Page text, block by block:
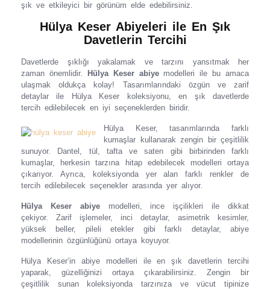
şık ve etkileyici bir görünüm elde edebilirsiniz.
Hülya Keser Abiyeleri ile En Şık
Davetlerin Tercihi
Davetlerde şıklığı yakalamak ve tarzını yansıtmak her
zaman önemlidir.
Hülya Keser abiyemodelleri ile bu amaca
ulaşmak oldukça kolay! Tasarımlarındaki özgün ve zarif
detaylar ile Hülya Keser koleksiyonu, en şık davetlerde
tercih edilebilecek en iyi seçeneklerden biridir.
Hülya Keser, tasarımlarında farklı
kumaşlar kullanarak zengin bir çeşitlilik
sunuyor. Dantel, tül, tafta ve saten gibi birbirinden farklı
kumaşlar, herkesin tarzına hitap edebilecek modelleri ortaya
çıkarıyor. Ayrıca, koleksiyonda yer alan farklı renkler de
tercih edilebilecek seçenekler arasında yer alıyor.
Hülya Keser abiyemodelleri, ince işçilikleri ile dikkat
çekiyor. Zarif işlemeler, inci detaylar, asimetrik kesimler,
yüksek beller, pileli etekler gibi farklı detaylar, abiye
modellerinin özgünlüğünü ortaya koyuyor.
Hülya Keser’in abiye modelleri ile en şık davetlerin tercihi
yaparak, güzelliğinizi ortaya çıkarabilirsiniz. Zengin bir
çeşitlilik sunan koleksiyonda tarzınıza ve vücut tipinize